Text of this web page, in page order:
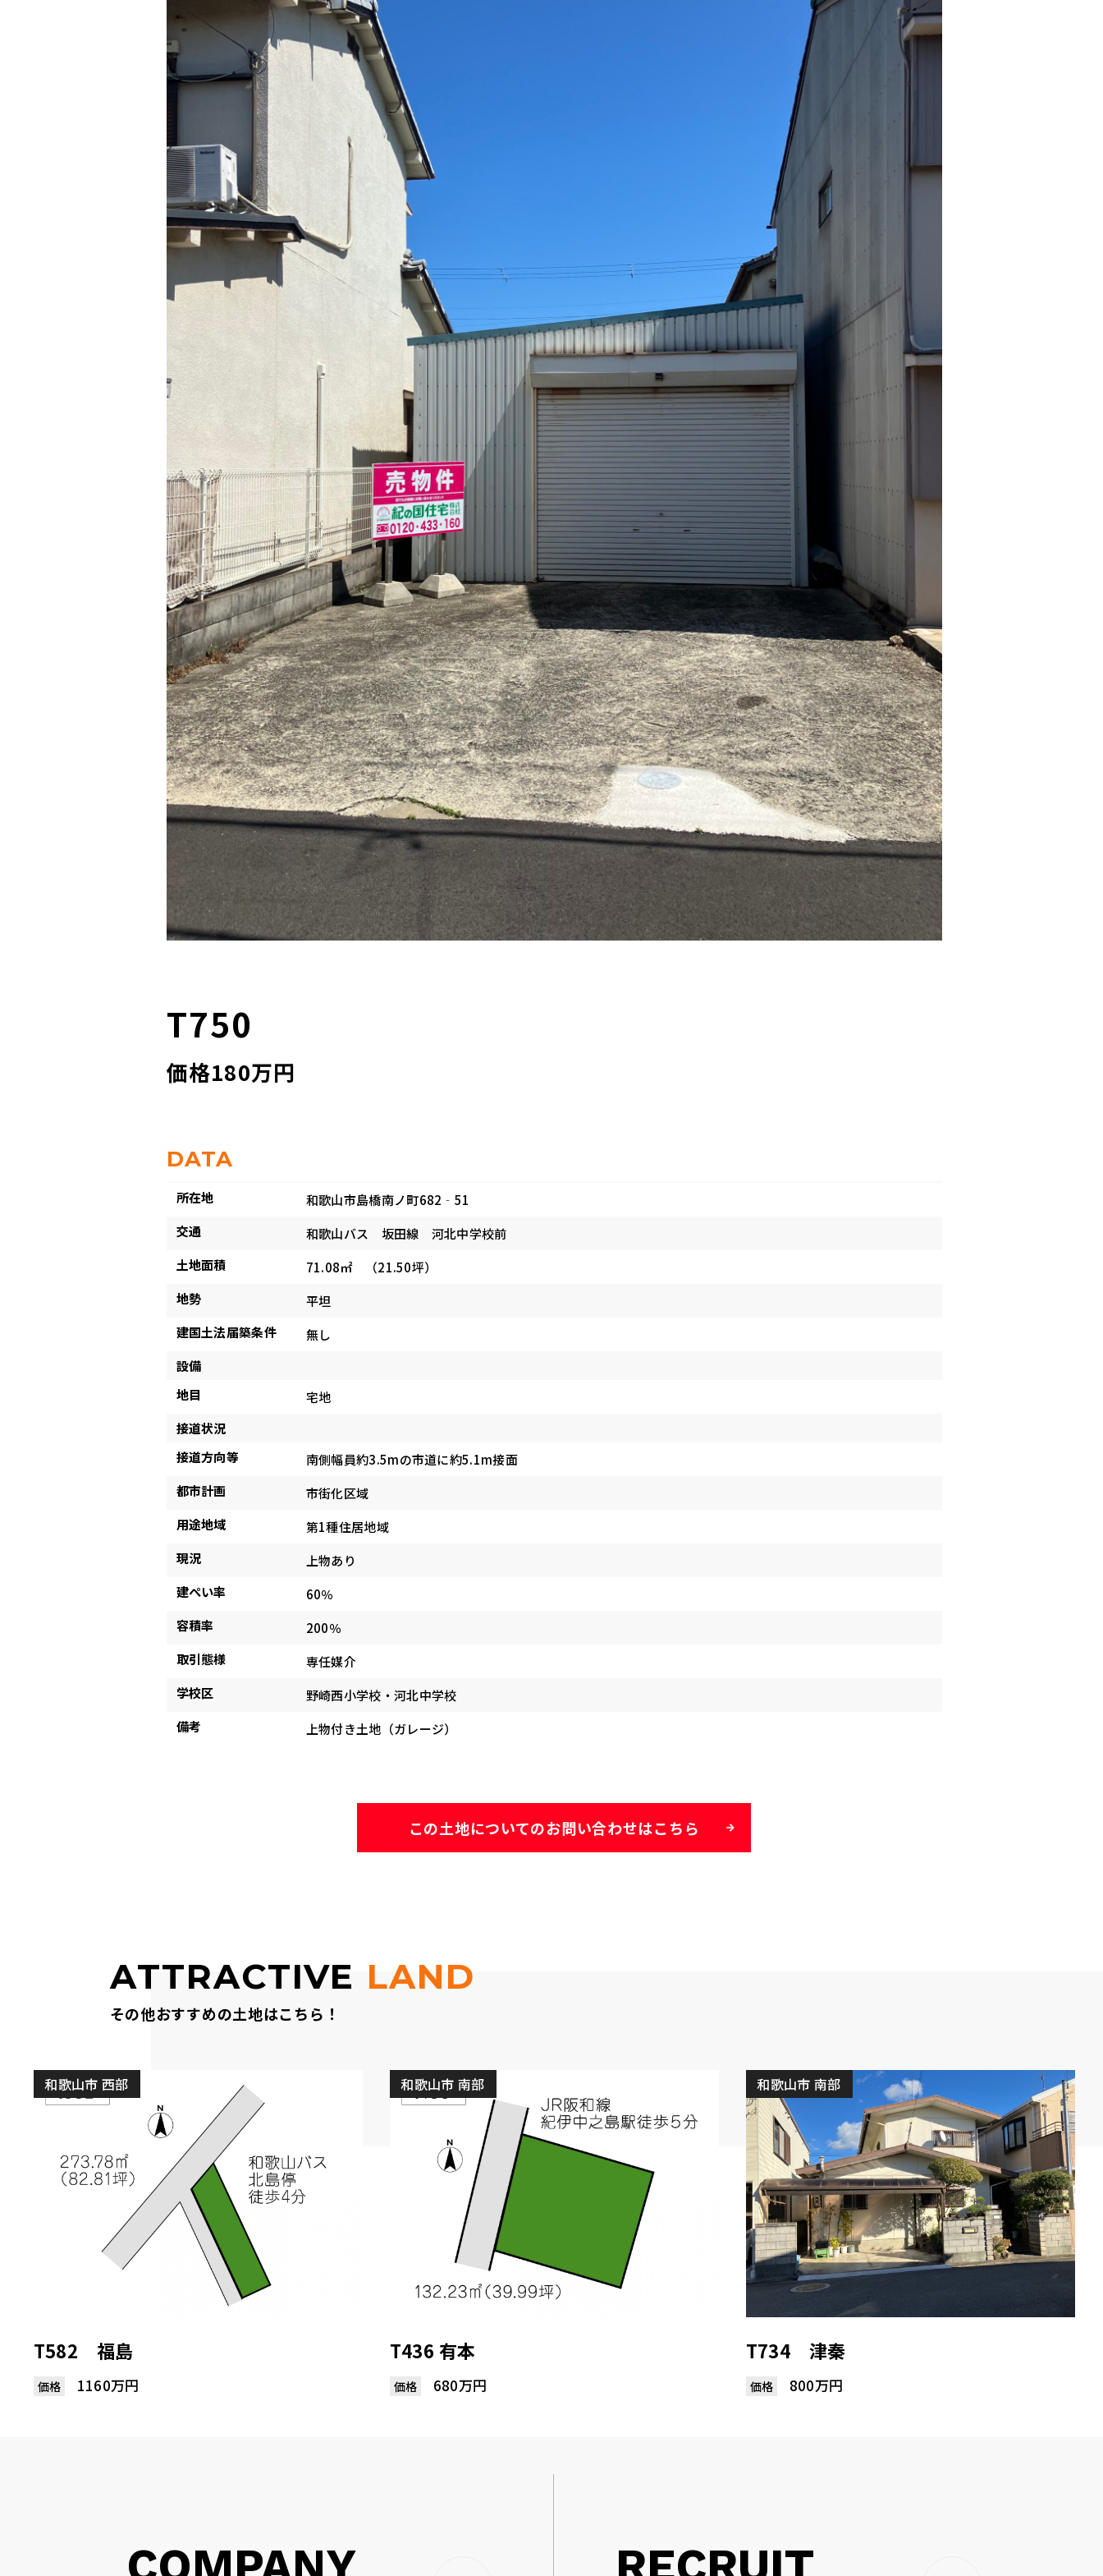
T750
価格180万円
DATA
所在地
和歌山市島橋南ノ町682‐51
交通
和歌山バス 坂田線 河北中学校前
土地面積
71.08㎡ （21.50坪）
地勢
平坦
建国土法届築条件
無し
設備
地目
宅地
接道状況
接道方向等
南側幅員約3.5mの市道に約5.1m接面
都市計画
市街化区域
用途地域
第1種住居地域
現況
上物あり
建ぺい率
60％
容積率
200％
取引態様
専任媒介
学校区
野崎西小学校・河北中学校
備考
上物付き土地（ガレージ）
この土地についてのお問い合わせはこちら
ATTRACTIVE LAND
その他おすすめの土地はこちら！
和歌山市 西部
T582 福島
価格 1160万円
和歌山市 南部
T436 有本
価格 680万円
和歌山市 南部
T734 津秦
価格 800万円